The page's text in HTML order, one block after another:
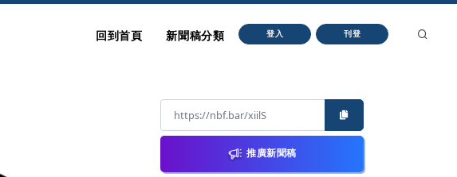
回到首頁 新聞稿分類 登入 刊登
推廣新聞稿